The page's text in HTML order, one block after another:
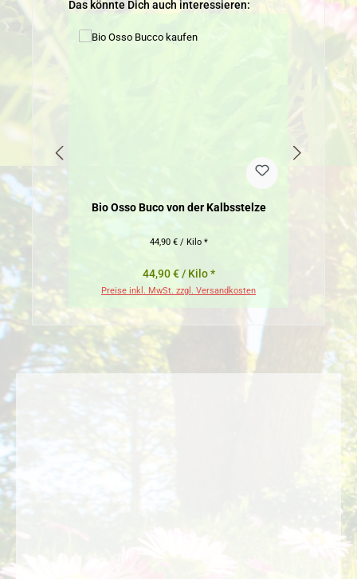
Produktgalerie überspringen
Das könnte Dich auch interessieren:
Bio Osso Buco von der Kalbsstelze
44,90 € / Kilo *
44,90 € / Kilo *
Preise inkl. MwSt. zzgl. Versandkosten